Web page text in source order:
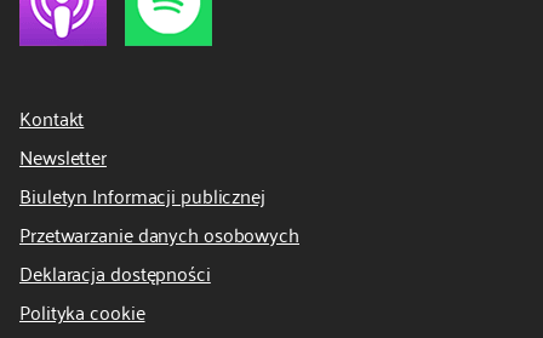
Kontakt
Newsletter
Biuletyn Informacji publicznej
Przetwarzanie danych osobowych
Deklaracja dostępności
Polityka cookie